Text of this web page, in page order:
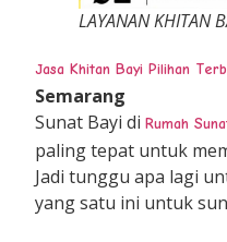
LAYANAN KHITAN
Jasa Khitan Bayi Pilihan
Semarang
Sunat Bayi diRumah
paling tepat untuk
Jadi tunggu apa lagi
yang satu ini untuk